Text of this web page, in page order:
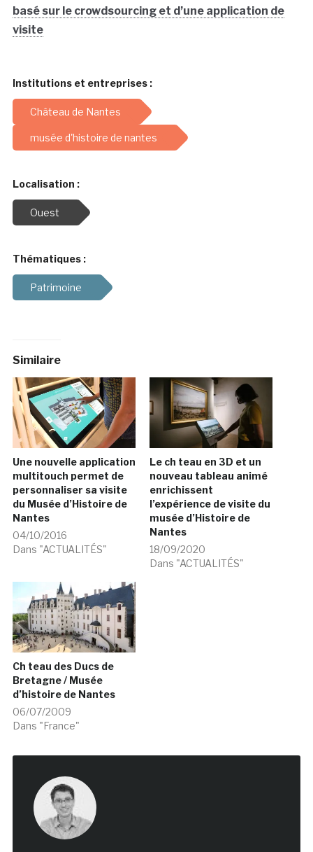
basé sur le crowdsourcing et d’une application de
visite
Institutions et entreprises :
Château de Nantes
musée d'histoire de nantes
Localisation :
Ouest
Thématiques :
Patrimoine
Similaire
Une nouvelle application
multitouch permet de
personnaliser sa visite
du Musée d’Histoire de
Nantes
04/10/2016
Dans "ACTUALITÉS"
Le ch teau en 3D et un
nouveau tableau animé
enrichissent
l’expérience de visite du
musée d’Histoire de
Nantes
18/09/2020
Dans "ACTUALITÉS"
Ch teau des Ducs de
Bretagne / Musée
d’histoire de Nantes
06/07/2009
Dans "France"